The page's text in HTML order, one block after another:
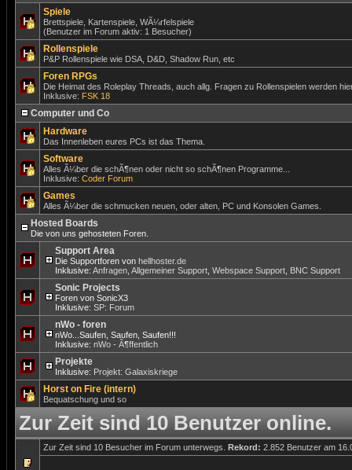
Spiele
Brettspiele, Kartenspiele, WÃ¼rfelspiele
(Benutzer im Forum aktiv: 1 Besucher)
Rollenspiele
P&P Rollenspiele wie DSA, D&D, Shadow Run, etc
Foren RPGs
Die Heimat des Roleplay Threads, auch allg. Fragen zu Rollenspielen werden
Inklusive: FSK 18
Computer und Co
Hardware
Das Innenleben eures PCs ist das Thema.
Software
Alles Ã¼ber die schÃ¶nen oder nicht so schÃ¶nen Programme...
Inklusive: Coder Forum
Games
Alles Ã¼ber die schmucken neuen, oder alten, PC und Konsolen Games.
Hosted Boards
Die von uns gehosteten Foren.
Support Area
Die Supportforen von hellhoster.de
Inklusive: Anfragen Allgemeiner Support Webspace Support BNC Support
Sonic Projects
Foren von SonicX3
Inklusive: SP: Forum
nWo - foren
nWo...Saufen, Saufen, Saufen!!!
Inklusive: nWo - Ã¶ffentlich
Projekte
Inklusive: Projekt: Galaxiskriege
Horst on Fire (intern)
Bequatschung und so
Zur Zeit sind 10 Benutzer online.
Zur Zeit sind 10 Besucher im Forum unterwegs. Rekord: 2.852 Benutzer am